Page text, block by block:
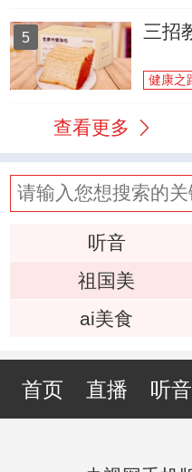
5 三招
健康之
查看更多
听音
祖国美
ai美食
首页 直播 听音